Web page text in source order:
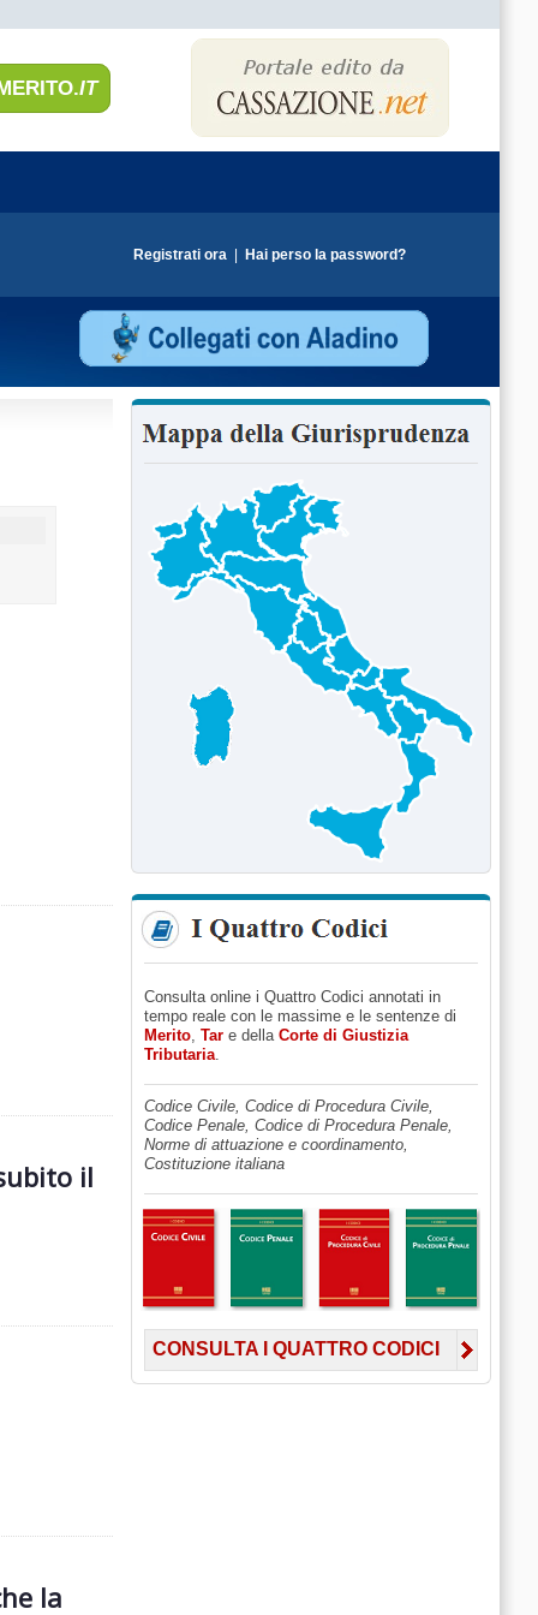
IT
Registrati ora| Hai perso la password?
il
la
Consulta online i Quattro Codici annotati in
tempo reale con le massime e le sentenze di
Merito, Tare della Corte di Giustizia
Tributaria.
Codice Civile, Codice di Procedura Civile,
Codice Penale, Codice di Procedura Penale,
Norme di attuazione e coordinamento,
Costituzione italiana
CONSULTA I QUATTRO CODICI